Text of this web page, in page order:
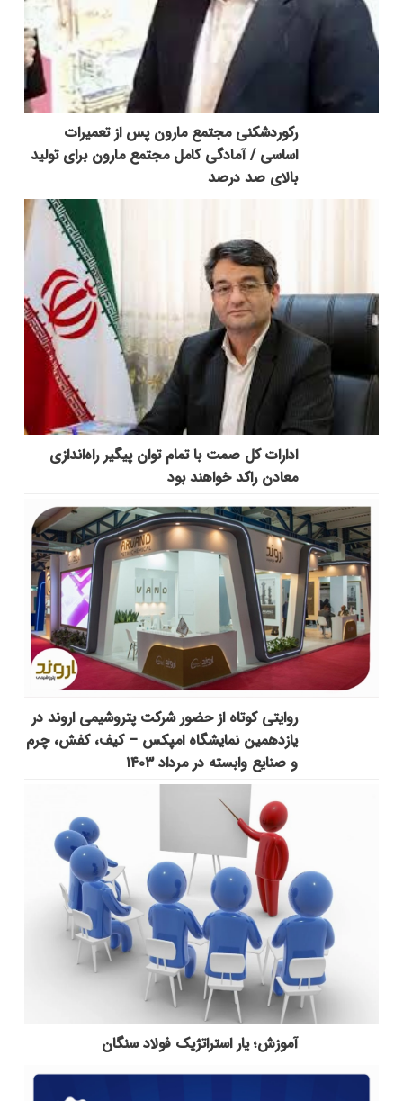
رکوردشکنی مجتمع مارون پس از تعمیرات
اساسی / آمادگی کامل مجتمع مارون برای تولید
بالای صد درصد
ادارات کل صمت با تمام توان پیگیر راه‌اندازی
معادن راکد خواهند بود
روایتی کوتاه از حضور شرکت پتروشیمی اروند در
یازدهمین نمایشگاه امپکس‌ – کیف، کفش، چرم
و صنایع وابسته در مرداد ۱۴۰۳
آموزش؛ یار استراتژیک فولاد سنگان